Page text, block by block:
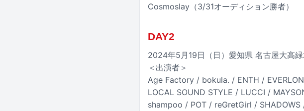
Cosmoslay（3/31オーディション勝者）
DAY2
2024年5月19日（日）愛知県 名古屋大高
＜出演者＞
Age Factory / bokula. / ENTH /
LOCAL SOUND STYLE / LUCCI /
shampoo / POT / reGretGirl / SHADOWS